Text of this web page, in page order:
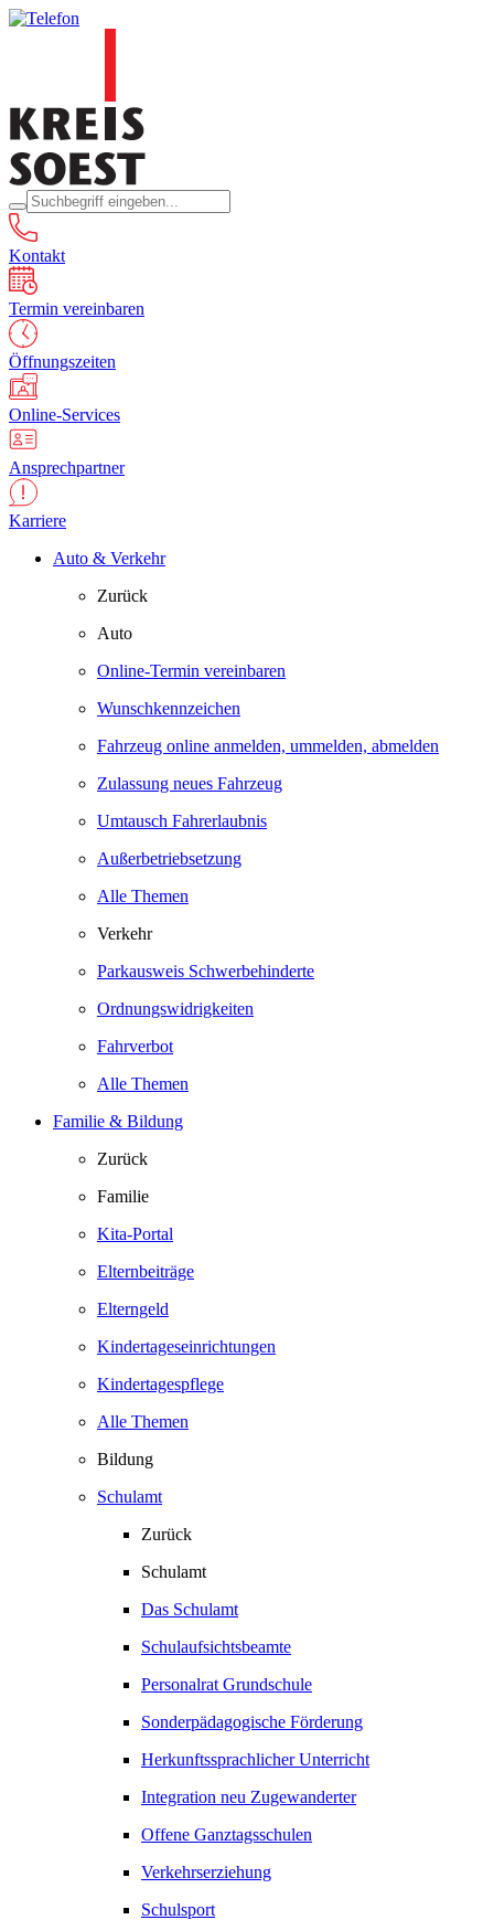
Kontakt
Termin vereinbaren
Öffnungszeiten
Online-Services
Ansprechpartner
Karriere
Auto & Verkehr
Zurück
Auto
Online-Termin vereinbaren
Wunschkennzeichen
Fahrzeug online anmelden, ummelden, abmelden
Zulassung neues Fahrzeug
Umtausch Fahrerlaubnis
Außerbetriebsetzung
Alle Themen
Verkehr
Parkausweis Schwerbehinderte
Ordnungswidrigkeiten
Fahrverbot
Alle Themen
Familie & Bildung
Zurück
Familie
Kita-Portal
Elternbeiträge
Elterngeld
Kindertageseinrichtungen
Kindertagespflege
Alle Themen
Bildung
Schulamt
Zurück
Schulamt
Das Schulamt
Schulaufsichtsbeamte
Personalrat Grundschule
Sonderpädagogische Förderung
Herkunftssprachlicher Unterricht
Integration neu Zugewanderter
Offene Ganztagsschulen
Verkehrserziehung
Schulsport